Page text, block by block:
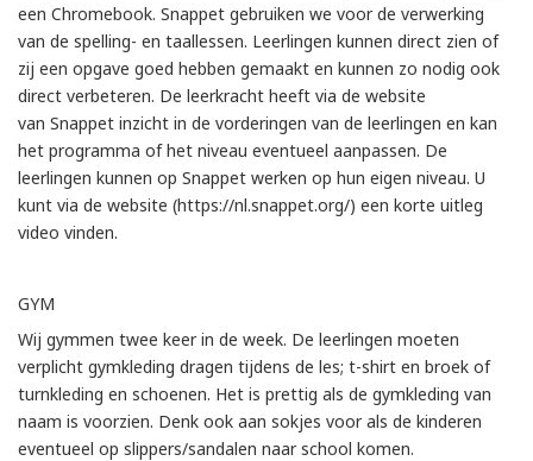
een Chromebook. Snappet gebruiken we voor de verwerking
van de spelling- en taallessen. Leerlingen kunnen direct zien of
zij een opgave goed hebben gemaakt en kunnen zo nodig ook
direct verbeteren. De leerkracht heeft via de website
van Snappet inzicht in de vorderingen van de leerlingen en kan
het programma of het niveau eventueel aanpassen. De
leerlingen kunnen op Snappet werken op hun eigen niveau. U
kunt via de website (https://nl.snappet.org/) een korte uitleg
video vinden.
GYM
Wij gymmen twee keer in de week. De leerlingen moeten
verplicht gymkleding dragen tijdens de les; t-shirt en broek of
turnkleding en schoenen. Het is prettig als de gymkleding van
naam is voorzien. Denk ook aan sokjes voor als de kinderen
eventueel op slippers/sandalen naar school komen.